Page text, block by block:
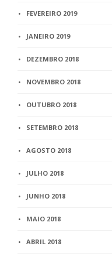
FEVEREIRO 2019
JANEIRO 2019
DEZEMBRO 2018
NOVEMBRO 2018
OUTUBRO 2018
SETEMBRO 2018
AGOSTO 2018
JULHO 2018
JUNHO 2018
MAIO 2018
ABRIL 2018